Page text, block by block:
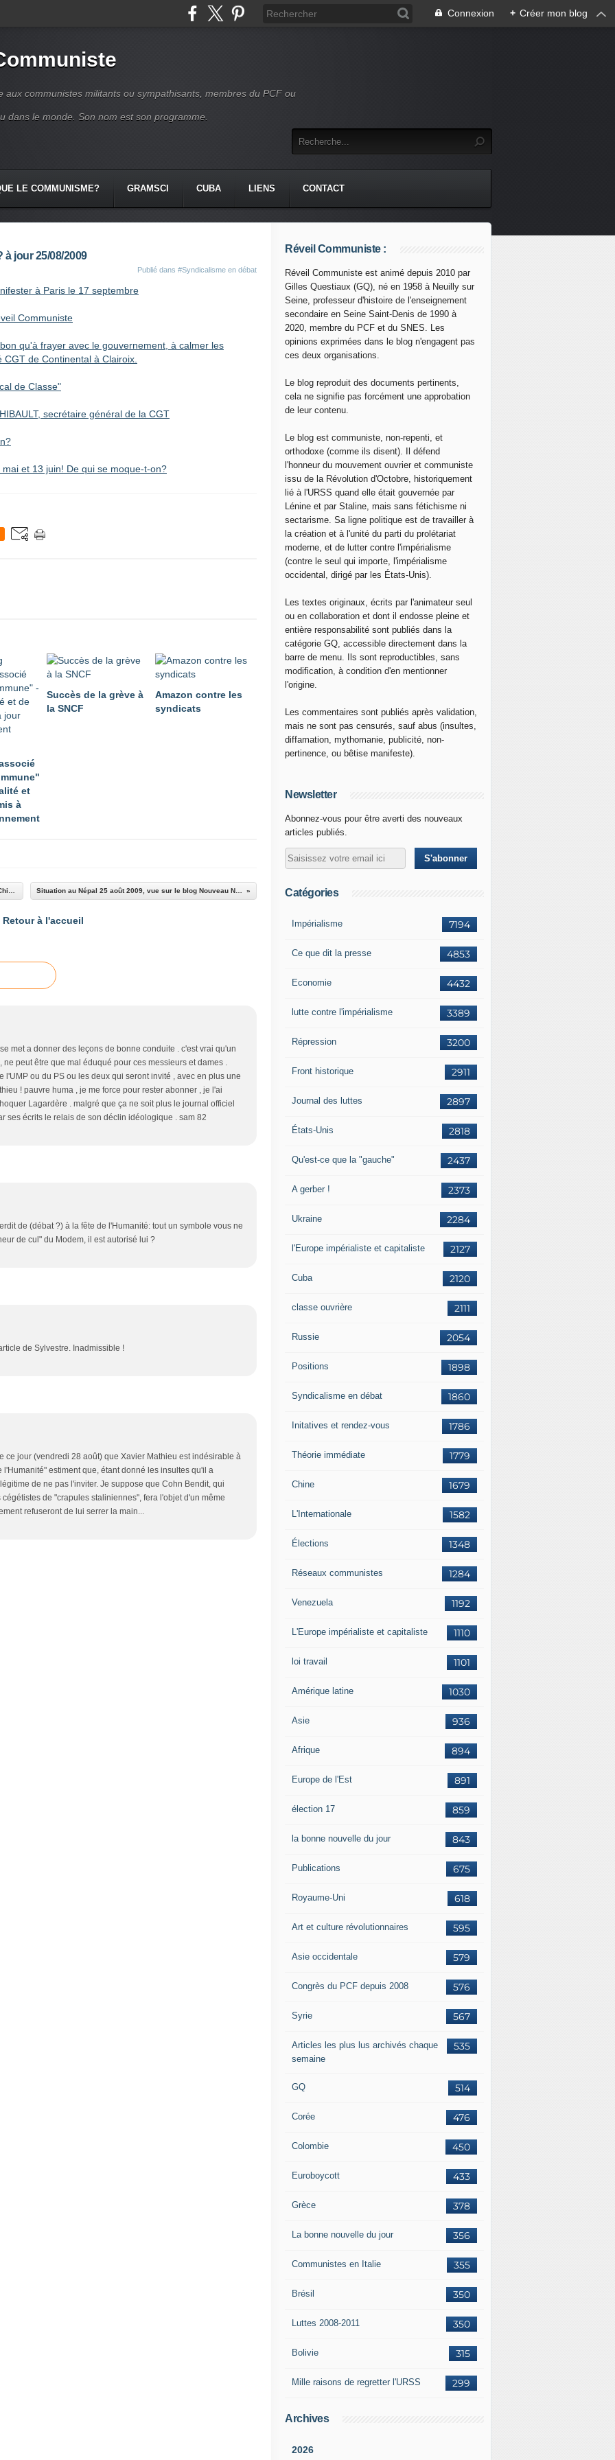
Connexion + Créer mon blog
aux communistes militants ou sympathisants, membres du PCF ou
dans le monde. Son nom est son programme.
LE COMMUNISME? GRAMSCI CUBA LIENS CONTACT
à jour 25/08/2009
Publié dans #Syndicalisme en débat
à Paris le 17 septembre
Communiste
qu'à frayer avec le gouvernement, à calmer les
de Continental à Clairoix.
de Classe"
secrétaire général de la CGT
et 13 juin! De qui se moque-t-on?
et
à
Succès de la grève à
la SNCF
Amazon contre les
syndicats
Situation au Népal 25 août 2009, vue sur le blog Nouveau Népal
Retour à l'accueil
met a donner des leçons de bonne conduite . c'est vrai qu'un
ne peut être que mal éduqué pour ces messieurs et dames .
l'UMP ou du PS ou les deux qui seront invité , avec en plus une
! pauvre huma , je me force pour rester abonner , je l'ai
Lagardère . malgré que ça ne soit plus le journal officiel
ses écrits le relais de son déclin idéologique . sam 82
de (débat ?) à la fête de l'Humanité: tout un symbole vous ne
de cul" du Modem, il est autorisé lui ?
de Sylvestre. Inadmissible !
ce jour (vendredi 28 août) que Xavier Mathieu est indésirable à
l'Humanité" estiment que, étant donné les insultes qu'il a
de ne pas l'inviter. Je suppose que Cohn Bendit, qui
de "crapules staliniennes", fera l'objet d'un même
refuseront de lui serrer la main...
Réveil Communiste :
Réveil Communiste est animé depuis 2010 par
Gilles Questiaux (GQ), né en 1958 à Neuilly sur
Seine, professeur d'histoire de l'enseignement
secondaire en Seine Saint-Denis de 1990 à
2020, membre du PCF et du SNES. Les
opinions exprimées dans le blog n'engagent pas
ces deux organisations.
Le blog reproduit des documents pertinents,
cela ne signifie pas forcément une approbation
de leur contenu.
Le blog est communiste, non-repenti, et
orthodoxe (comme ils disent). Il défend
l'honneur du mouvement ouvrier et communiste
issu de la Révolution d'Octobre, historiquement
lié à l'URSS quand elle était gouvernée par
Lénine et par Staline, mais sans fétichisme ni
sectarisme. Sa ligne politique est de travailler à
la création et à l'unité du parti du prolétariat
moderne, et de lutter contre l'impérialisme
(contre le seul qui importe, l'impérialisme
occidental, dirigé par les États-Unis).
Les textes originaux, écrits par l'animateur seul
ou en collaboration et dont il endosse pleine et
entière responsabilité sont publiés dans la
catégorie GQ, accessible directement dans la
barre de menu. Ils sont reproductibles, sans
modification, à condition d'en mentionner
l'origine.
Les commentaires sont publiés après validation,
mais ne sont pas censurés, sauf abus (insultes,
diffamation, mythomanie, publicité, non-
pertinence, ou bêtise manifeste).
Newsletter
Abonnez-vous pour être averti des nouveaux
articles publiés.
Catégories
7194
Impérialisme
4853
Ce que dit la presse
4432
Economie
3389
lutte contre l'impérialisme
3200
Répression
2911
Front historique
2897
Journal des luttes
2818
États-Unis
2437
Qu'est-ce que la "gauche"
2373
A gerber !
2284
Ukraine
2127
l'Europe impérialiste et capitaliste
2120
Cuba
2111
classe ouvrière
2054
Russie
1898
Positions
1860
Syndicalisme en débat
1786
Initatives et rendez-vous
1779
Théorie immédiate
1679
Chine
1582
L'Internationale
1348
Élections
1284
Réseaux communistes
1192
Venezuela
1110
L'Europe impérialiste et capitaliste
1101
loi travail
1030
Amérique latine
936
Asie
894
Afrique
891
Europe de l'Est
859
élection 17
843
la bonne nouvelle du jour
675
Publications
618
Royaume-Uni
595
Art et culture révolutionnaires
579
Asie occidentale
576
Congrès du PCF depuis 2008
567
Syrie
535
Articles les plus lus archivés chaque
semaine
514
GQ
476
Corée
450
Colombie
433
Euroboycott
378
Grèce
356
La bonne nouvelle du jour
355
Communistes en Italie
350
Brésil
350
Luttes 2008-2011
315
Bolivie
299
Mille raisons de regretter l'URSS
Archives
2026